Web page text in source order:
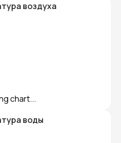
воздуха
chart...
воды